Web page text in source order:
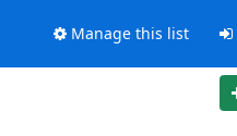
Manage this list